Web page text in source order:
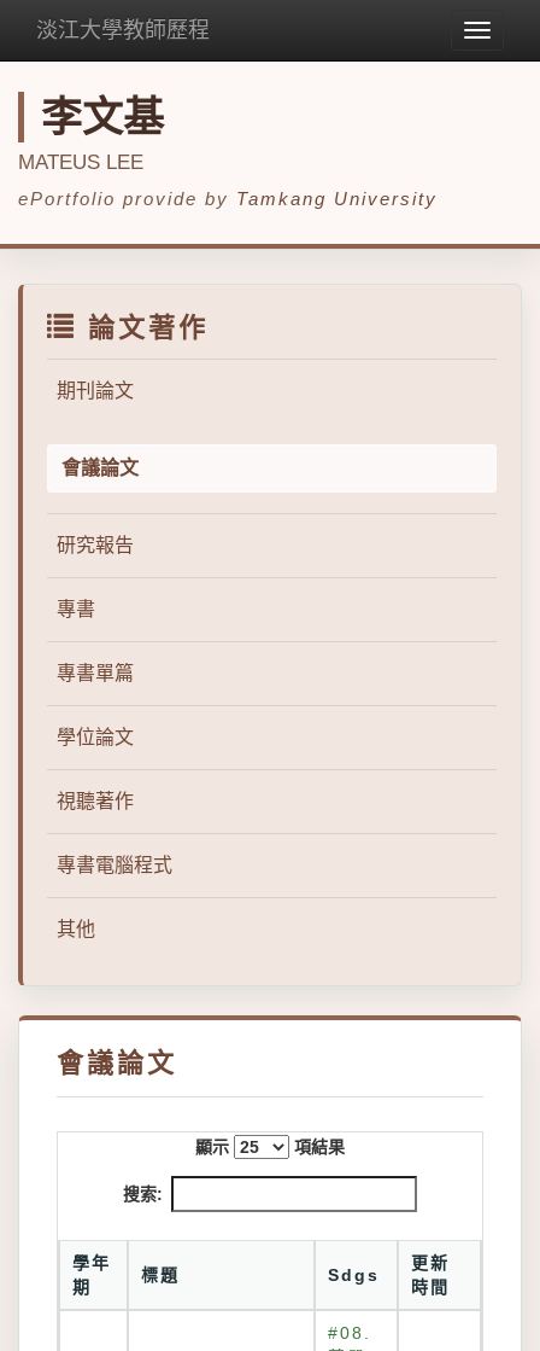
Toggle
淡江大學教師歷程
李文基
MATEUS LEE
ePortfolio provide by Tamkang University
論文著作
期刊論文
會議論文
研究報告
專書
專書單篇
學位論文
視聽著作
專書電腦程式
其他
會議論文
顯示 項結果
搜索:
學年
期
標題 Sdgs
更新
時間
#08.